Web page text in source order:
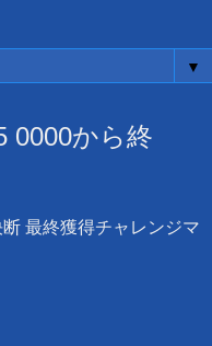
▼
0000から終
最終獲得チャレンジマ